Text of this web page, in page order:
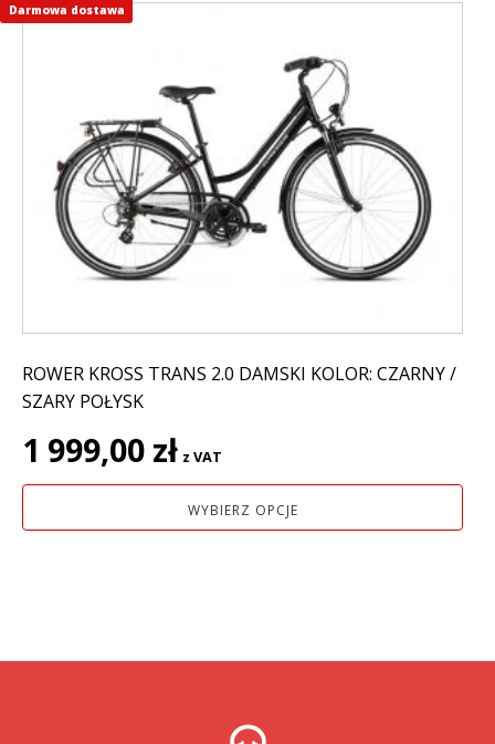
ROWER KROSS TRANS 2.0 DAMSKI KOLOR: CZARNY /
SZARY POŁYSK
1 999,00 zł z VAT
WYBIERZ OPCJE
Ten
wariantów.
Opcje
można
wybrać
stronie
Darmowa dostawa